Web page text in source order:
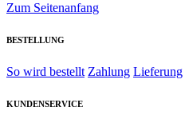
Zum Seitenanfang
BESTELLUNG
So wird bestellt Zahlung Lieferung
KUNDENSERVICE